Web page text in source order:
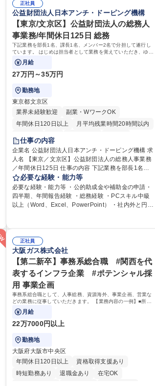
て、休職者管理など、幅広く経験を積んでいただき
ます。 ・将来的な広がり：総務・採用・教育・税務
対応・経営企画等。 ★メンバーがマンツーマンで丁
寧に教えるため、ご経験が浅くても安心！幅広く経
験を積みたい意欲がある方に最適な環境です。 募集
職種 【総務・人事】未経験歓迎/日立グループ/組織運
ームで仕事を推進できる方■将来はマネジメント職と
して活躍したい 【尚可】■人事、労務、採用、教育業
務のご経験 ■労務管理（給与計算・社会保険手続き・
勤怠管理など）の経験 ■衛生管理者の資格をお持ちの
方 学歴・資格 学歴：大学院 大学 高専 短大 専修学校
高校 語学力： 資格：
正社員
公益財団法人日本アンチ・ドーピング機構
【東京/文京区】公益財団法人の総務人
事業務/年間休日125日 総務
下記業務を部長1名、課長1名、メンバー2名で分担して遂行し
ています。 はじめは担当者として業務を覚えていただき、ゆく
ゆくはリーダーやマネージャーポジションとして活躍いただく
ことを期待しています。
月給
27万円～35万円
勤務地
東京都文京区
業界未経験歓迎
副業・WワークOK
年間休日120日以上
月平均残業時間20時間以内
転勤なし
英語
賞与あり
育休あり
完全週休2日制
交通費支給
土日祝休み 食事補助あり
仕事の内容
企業名 公益財団法人日本アンチ・ドーピング機構 求
人名 【東京／文京区】公益財団法人の総務人事業務
／年間休日125日 仕事の内容 下記業務を部長1名、
課長1名、メンバー2名で分担して遂行しています。
はじめは担当者として業務を覚えていただき、ゆく
ゆくはリーダーやマネージャーポジションとして活
躍いただくことを期待しています。 【総務・人事グ
出 ・法定の会議運営（評議員会、理事会） ・コンプ
ライアンス ・内部規程やルールの管理、整備、文書
管理 ・契約関連 ・衛生管理 ・防災関連・公的助成金
の管理・オフィス、ファシリティ管理 ・福利厚生関
連 ・職員からの問合せ、相談対応 ・その他日常の総
務業務全般 募集職種 【東京／文京区】公益財団法人
の総務人事業務／年間休日125日
必要な経験・能力等
必要な経験・能力等 ・公的助成金や補助金の申請・
四半期、年間報告経験 ・総務経験 ・PCスキル中級
以上（Word、Excel、PowerPoint） ・社内外と円滑
専修学校 高校 語学力： 資格：
正社員
大阪ガス株式会社
【第二新卒】事務系総合職 #関西を代
表するインフラ企業 #ポテンシャル採
用 事業企画
事務系総合職として、人事総務、資源海外、事業企画、営業な
どの業務に従事していただきます。 【業務内容の一例】■所属
事業部の勤労業務 ■海外に関係する各種業務 ■営業部門の企画
スタッフ、ルート営業
月給
22万7000円以上
勤務地
大阪府大阪市中央区
年間休日120日以上
資格取得支援あり
時短勤務あり
退職金あり
在宅OK